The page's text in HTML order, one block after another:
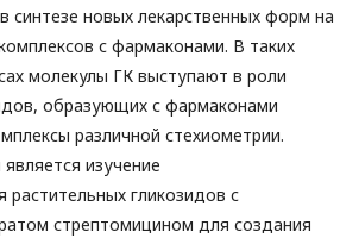
синтезе новых лекарственных форм на
с фармаконами. В таких
молекулы ГК выступают в роли
образующих с фармаконами
различной стехиометрии.
изучение
растительных гликозидов с
стрептомицином для создания